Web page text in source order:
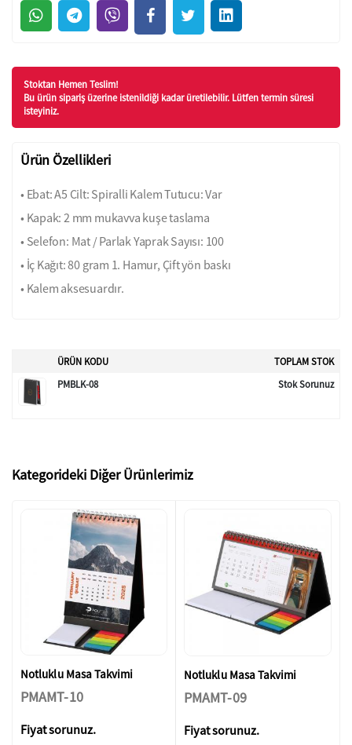
Stoktan Hemen Teslim!
Bu ürün sipariş üzerine istenildiği kadar üretilebilir. Lütfen termin süresi
isteyiniz.
Ürün Özellikleri
• Ebat: A5 Cilt: Spiralli Kalem Tutucu: Var
• Kapak: 2 mm mukavva kuşe taslama
• Selefon: Mat / Parlak Yaprak Sayısı: 100
• İç Kağıt: 80 gram 1. Hamur, Çift yön baskı
• Kalem aksesuardır.
ÜRÜN KODU
TOPLAM STOK
PMBLK-08
Stok Sorunuz
Kategorideki Diğer Ürünlerimiz
Notluklu Masa Takvimi
PMAMT-10
Fiyat sorunuz.
Notluklu Masa Takvimi
PMAMT-09
Fiyat sorunuz.